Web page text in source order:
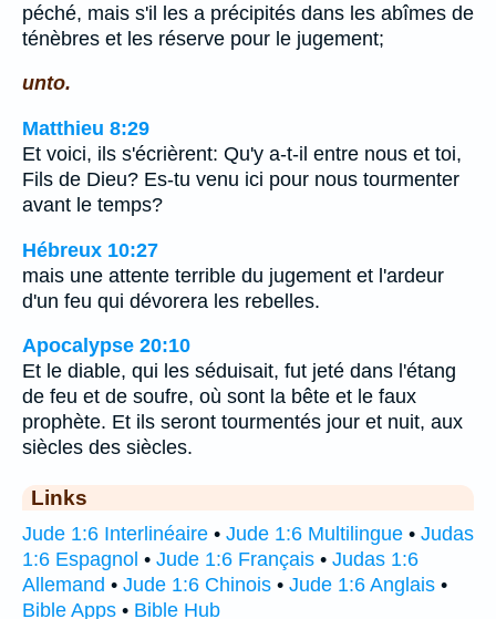
péché, mais s'il les a précipités dans les abîmes de
ténèbres et les réserve pour le jugement;
unto.
Matthieu 8:29
Et voici, ils s'écrièrent: Qu'y a-t-il entre nous et toi,
Fils de Dieu? Es-tu venu ici pour nous tourmenter
avant le temps?
Hébreux 10:27
mais une attente terrible du jugement et l'ardeur
d'un feu qui dévorera les rebelles.
Apocalypse 20:10
Et le diable, qui les séduisait, fut jeté dans l'étang
de feu et de soufre, où sont la bête et le faux
prophète. Et ils seront tourmentés jour et nuit, aux
siècles des siècles.
Links
Jude 1:6 Interlinéaire • Jude 1:6 Multilingue • Judas
1:6 Espagnol • Jude 1:6 Français • Judas 1:6
Allemand • Jude 1:6 Chinois • Jude 1:6 Anglais •
Bible Apps • Bible Hub